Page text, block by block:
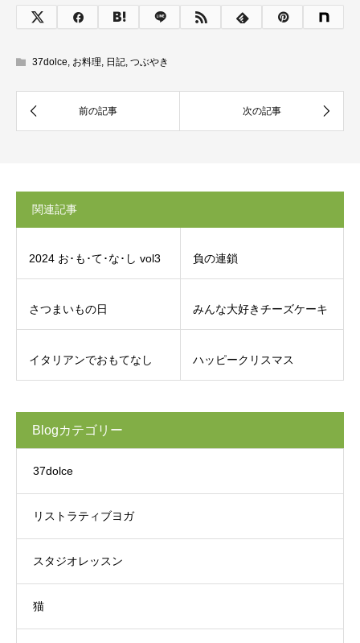
37dolce お料理 日記 つぶやき
関連記事
2024 お･も･て･な･し vol3 負の連鎖
さつまいもの日 みんな大好きチーズケーキ
イタリアンでおもてなし ハッピークリスマス
Blogカテゴリー
37dolce
リストラティブヨガ
スタジオレッスン
猫